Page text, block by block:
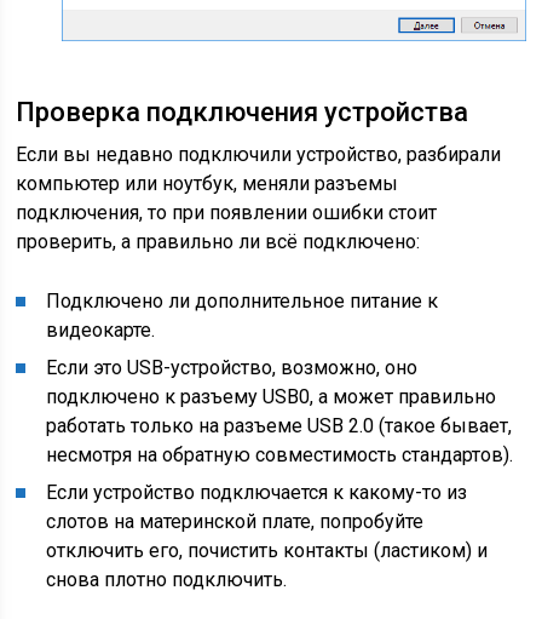
Проверка подключения устройства
Если вы недавно подключили устройство, разбирали
компьютер или ноутбук, меняли разъемы
подключения, то при появлении ошибки стоит
проверить, а правильно ли всё подключено:
Подключено ли дополнительное питание к
видеокарте.
Если это USB-устройство, возможно, оно
подключено к разъему USB0, а может правильно
работать только на разъеме USB 2.0 (такое бывает,
несмотря на обратную совместимость стандартов).
Если устройство подключается к какому-то из
слотов на материнской плате, попробуйте
отключить его, почистить контакты (ластиком) и
снова плотно подключить.